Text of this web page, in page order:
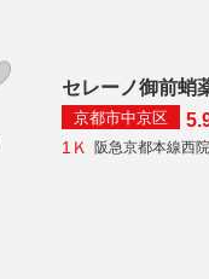
セレーノ御前蛸
京都市中京区
1Ｋ
阪急京都本線西